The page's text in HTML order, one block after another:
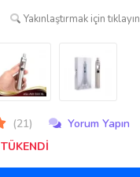
Yakınlaştırmak için tıklayın
(21)
Yorum Yapın
TÜKENDİ